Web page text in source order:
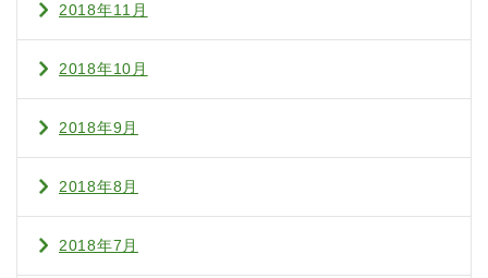
2018年11月
2018年10月
2018年9月
2018年8月
2018年7月